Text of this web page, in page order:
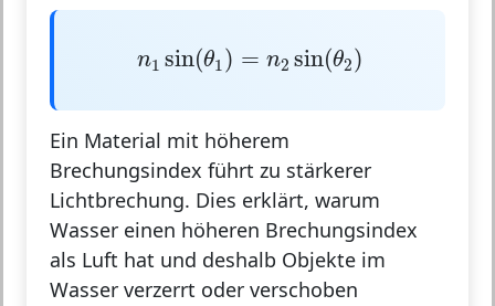
n1 sin(θ1) = n2 sin(θ2)
n 1sin(θ 1 n2 sin(θ2 )
Ein Material mit höherem
Brechungsindex führt zu stärkerer
Lichtbrechung. Dies erklärt, warum
Wasser einen höheren Brechungsindex
als Luft hat und deshalb Objekte im
Wasser verzerrt oder verschoben